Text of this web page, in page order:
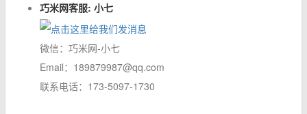
巧米网客服: 小七
微信：巧米网-小七
Email：189879987@qq.com
联系电话：173-5097-1730